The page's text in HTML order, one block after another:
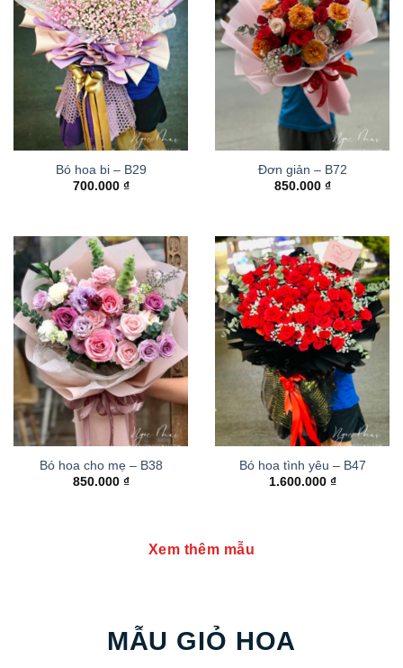
Bó hoa bi – B29
700.000 ₫
Đơn giản – B72
850.000 ₫
Bó hoa cho mẹ – B38
850.000 ₫
Bó hoa tình yêu – B47
1.600.000 ₫
Xem thêm mẫu
MẪU GIỎ HOA